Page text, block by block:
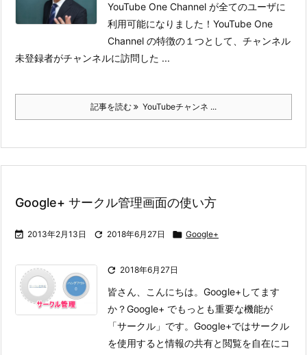
YouTube One Channel が全てのユーザに
利用可能になりました！YouTube One
Channel の特徴の１つとして、チャンネル
未登録者がチャンネルに訪問した ...
記事を読む YouTubeチャンネ ...
Google+ サークル管理画面の使い方
 2013年2月13日  2018年6月27日  Google+
 2018年6月27日
皆さん、こんにちは。Google+してます
か？Google+ でもっとも重要な機能が
「サークル」です。Google+ではサークル
を使用すると情報の共有と閲覧を自在にコ